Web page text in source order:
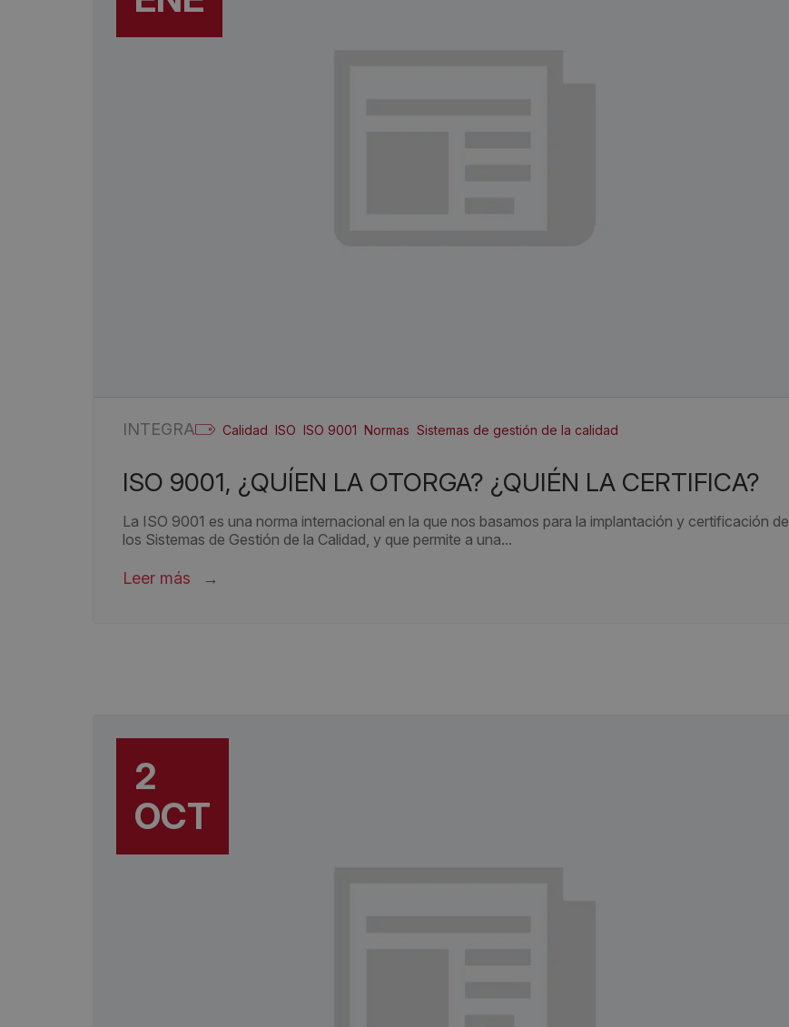
INTEGRA Calidad ISO ISO 9001 Normas Sistemas de gestión de la calidad
ISO 9001, ¿QUÍEN LA OTORGA? ¿QUIÉN LA CERTIFICA?
La ISO 9001 es una norma internacional en la que nos basamos para la implantación y certificación de
los Sistemas de Gestión de la Calidad, y que permite a una...
Leer más
2
OCT